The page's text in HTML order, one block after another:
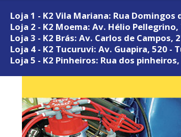
Loja 1 - K2 Vila Mariana: Rua Domingos
Loja 2 - K2 Moema: Av. Hélio Pellegrino,
Loja 3 - K2 Brás: Av. Carlos de Campos,
Loja 4 - K2 Tucuruvi: Av. Guapira, 520 -
Loja 5 - K2 Pinheiros: Rua dos